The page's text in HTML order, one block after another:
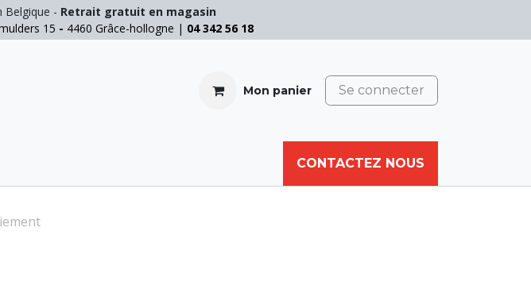
Belgique - Retrait gratuit en magasin
15 - 4460 Grâce-hollogne | 04 342 56 18
Mon panier Se connecter
CORDE AUTRES
CONTACTEZ NOUS